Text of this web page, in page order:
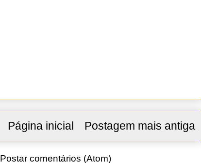
Postagem mais antiga
Página inicial
Postar comentários (Atom)